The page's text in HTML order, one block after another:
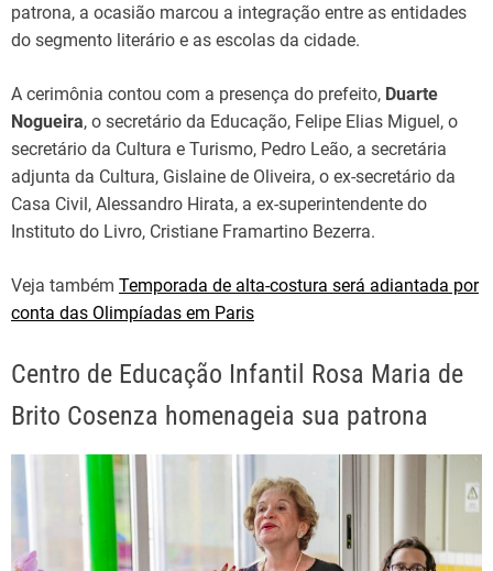
patrona, a ocasião marcou a integração entre as entidades
do segmento literário e as escolas da cidade.
A cerimônia contou com a presença do prefeito, Duarte
Nogueira, o secretário da Educação, Felipe Elias Miguel, o
secretário da Cultura e Turismo, Pedro Leão, a secretária
adjunta da Cultura, Gislaine de Oliveira, o ex-secretário da
Casa Civil, Alessandro Hirata, a ex-superintendente do
Instituto do Livro, Cristiane Framartino Bezerra.
Veja também Temporada de alta-costura será adiantada por
conta das Olimpíadas em Paris
Centro de Educação Infantil Rosa Maria de
Brito Cosenza homenageia sua patrona